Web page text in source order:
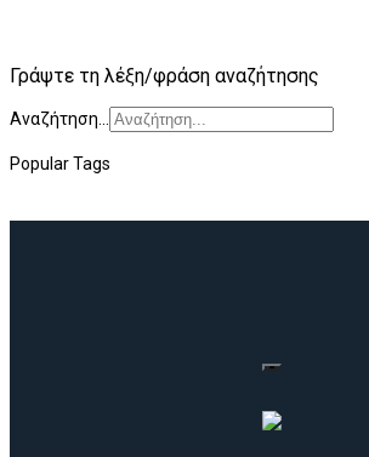
Γράψτε τη λέξη/φράση αναζήτησης
Αναζήτηση...
Popular Tags